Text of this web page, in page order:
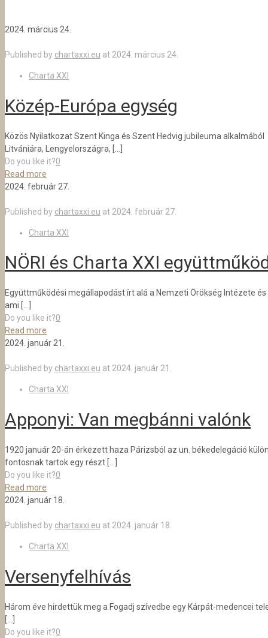
2024. március 24.
Published by chartaxxi.eu at 2024. március 24.
Charta XXI
Közép-Európa egység
Közös Nyilatkozat Szent Kinga és Szent Hedvig jubileuma
Litvániára, Lengyelországra, […]
Do you like it?0
Read more
2024. február 27.
Published by chartaxxi.eu at 2024. február 27.
Charta XXI
NÖRI és Charta XXI
Együttműködési megállapodást írt alá a Nemzeti Örökség Intézete
ami […]
Do you like it?0
Read more
2024. január 21.
Published by chartaxxi.eu at 2024. január 21.
Charta XXI
Apponyi: Van megbánni valónk
1920 január 20-án érkezett haza Párizsból az un. békedelegáció
fontosnak tartok egy részt
Do you like it?0
Read more
2024. január 18.
Published by chartaxxi.eu at 2024. január 18.
Charta XXI
Versenyfelhívás
Három éve hirdettük meg a Fogadj szívedbe egy Kárpát-medencei
Do you like it?0